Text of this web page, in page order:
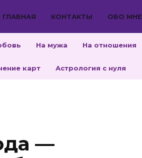
ГЛАВНАЯ КОНТАКТЫ ОБО МНЕ
На мужа На отношения
карт Астрология с нуля
—